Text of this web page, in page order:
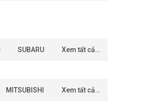
SUBARU Xem tất cả…
MITSUBISHI Xem tất cả…